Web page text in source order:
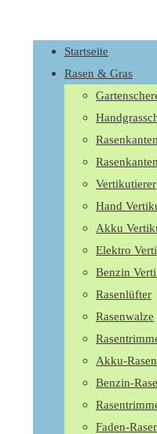
Button
einzuklappen
Startseite
Rasen & Gras
Vertikutierer
Hand
Akku
Elektro
Benzin
Rasenlüfter
Rasenwalze
Akku-
Benzin-
Faden-